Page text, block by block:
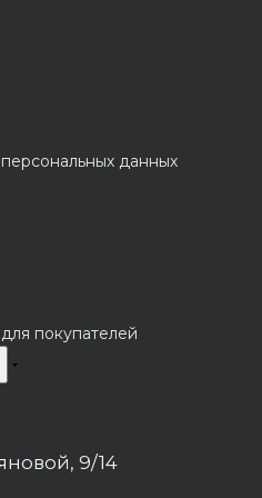
данных
покупателей
9/14